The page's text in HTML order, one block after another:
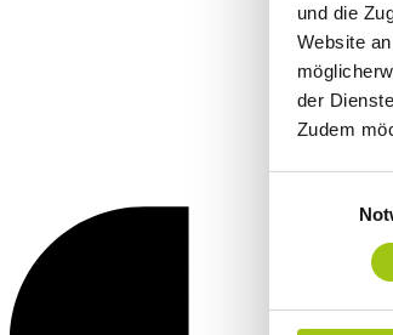
und die
Website
der
Zudem